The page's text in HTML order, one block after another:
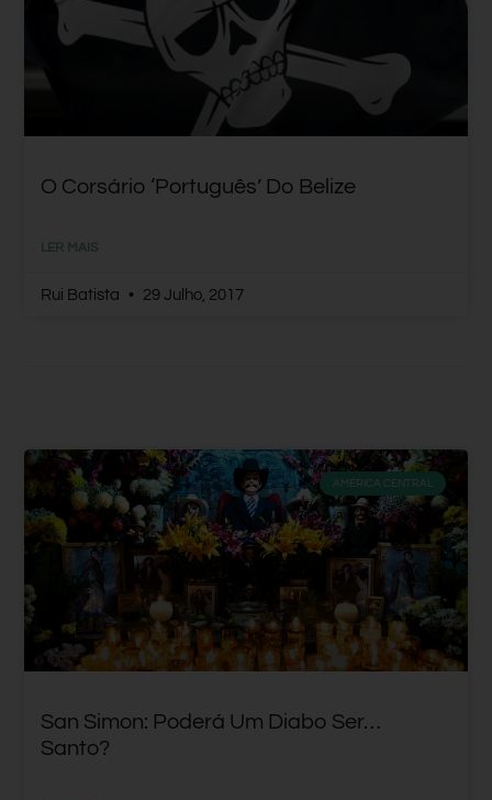
O Corsário ‘português’ Do Belize
LER MAIS
Rui Batista 29 Julho, 2017
AMÉRICA CENTRAL
San Simon: Poderá Um Diabo Ser…
Santo?